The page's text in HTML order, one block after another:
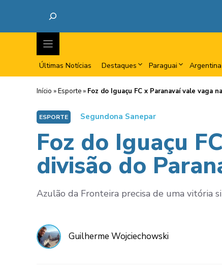
Últimas Notícias Destaques Paraguai Argentina
Início »Esporte » Foz do Iguaçu FC x Paranavaí vale vaga
ESPORTE Segundona Sanepar
Foz do Iguaçu
divisão do
Azulão da Fronteira precisa de uma vitória
Guilherme Wojciechowski